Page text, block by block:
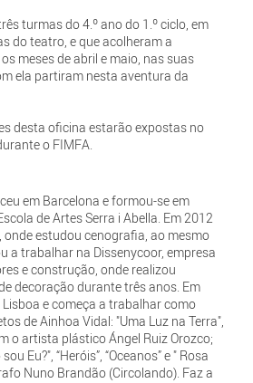
turmas do 4.º ano do 1.º ciclo, em
do teatro, e que acolheram a
meses de abril e maio, nas suas
ela partiram nesta aventura da
desta oficina estarão expostas no
o FIMFA.
em Barcelona e formou-se em
de Artes Serra i Abella. Em 2012
estudou cenografia, ao mesmo
a trabalhar na Dissenycoor, empresa
e construção, onde realizou
decoração durante três anos. Em
e começa a trabalhar como
de Ainhoa Vidal: "Uma Luz na Terra",
o artista plástico Ángel Ruiz Orozco;
Eu?", “Heróis”, “Oceanos” e " Rosa
Nuno Brandão (Circolando). Faz a